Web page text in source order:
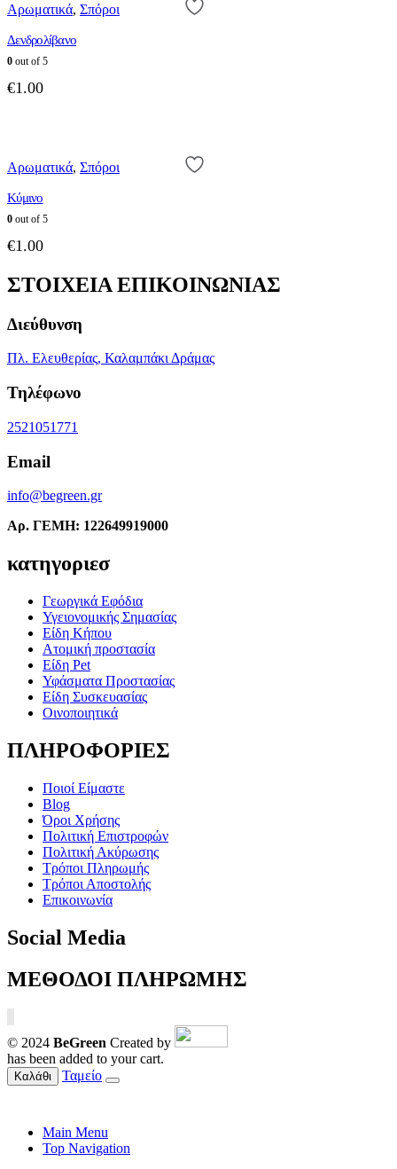
Αρωματικά, Σπόροι
Δενδρολίβανο
0 out of 5
€1.00
Αρωματικά, Σπόροι
Κύμινο
0 out of 5
€1.00
ΣΤΟΙΧΕΙΑ ΕΠΙΚΟΙΝΩΝΙΑΣ
Διεύθυνση
Πλ. Ελευθερίας, Καλαμπάκι Δράμας
Τηλέφωνο
2521051771
Email
info@begreen.gr
Αρ. ΓΕΜΗ: 122649919000
κατηγοριεσ
Γεωργικά Εφόδια
Υγειονομικής Σημασίας
Είδη Κήπου
Ατομική προστασία
Είδη Pet
Υφάσματα Προστασίας
Είδη Συσκευασίας
Οινοποιητικά
ΠΛΗΡΟΦΟΡΙΕΣ
Ποιοί Είμαστε
Blog
Όροι Χρήσης
Πολιτική Επιστροφών
Πολιτική Ακύρωσης
Τρόποι Πληρωμής
Τρόποι Αποστολής
Επικοινωνία
Social Media
ΜΕΘΟΔΟΙ ΠΛΗΡΩΜΗΣ
© 2024 BeGreen Created by
has been added to your cart.
Καλάθι Ταμείο
Main Menu
Top Navigation